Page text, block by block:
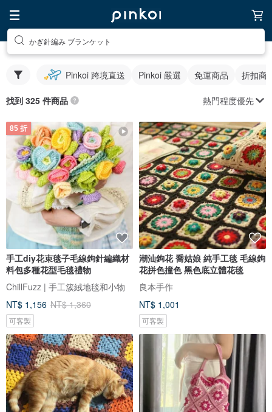
かぎ針編み ブランケット
Pinkoi 跨境直送 Pinkoi 嚴選 免運商品 折扣商
找到 325 件商品 熱門程度優先
85 折
手工diy花束毯子毛線鉤針編織材
料包多種花型毛毯禮物
ChillFuzz | 手工簇絨地毯和小物
NT$ 1,156 NT$ 1,360
可客製
潮汕鉤花 喬姑娘 純手工毯 毛線鉤
花拼色撞色 黑色底立體花毯
良本手作
NT$ 1,001
可客製